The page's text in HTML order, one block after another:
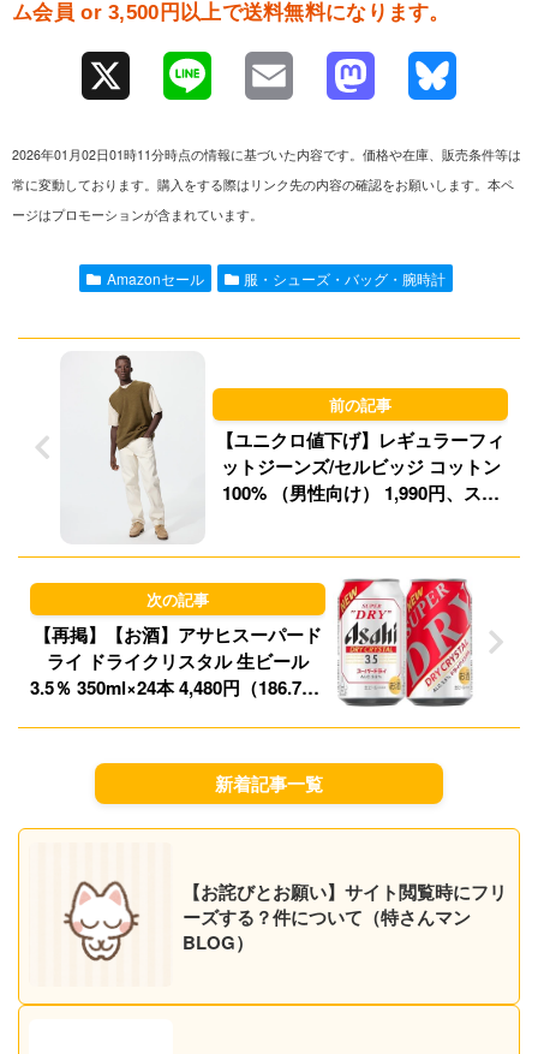
ム会員 or 3,500円以上で送料無料になります。
e
l o
n
2026年01月02日01時11分時点の情報に基づいた内容です。価格や在庫、販売条件等は
常に変動しております。購入をする際はリンク先の内容の確認をお願いします。本ペ
ージはプロモーションが含まれています。
Amazonセール 服・シューズ・バッグ・腕時計
【ユニクロ値下げ】レギュラーフィ
ットジーンズ/セルビッジ コットン
100% （男性向け） 1,990円、スマ
【再掲】【お酒】アサヒスーパード
ライ ドライクリスタル 生ビール
3.5％ 350ml×24本 4,480円（186.7円/
新着記事一覧
【お詫びとお願い】サイト閲覧時にフリ
ーズする？件について（特さんマン
BLOG）